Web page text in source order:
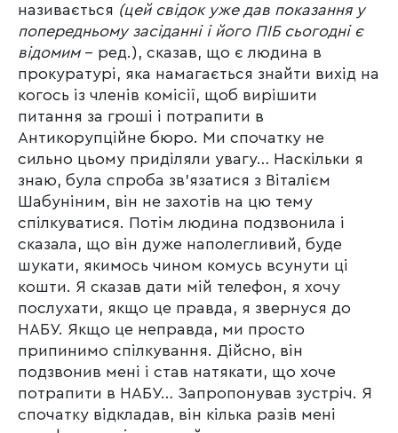
називається (цей свідок уже дав показання у
попередньому засіданні і його ПІБ сьогодні є
відомим– ред.), сказав, що є людина в
прокуратурі, яка намагається знайти вихід на
когось із членів комісії, щоб вирішити
питання за гроші і потрапити в
Антикорупційне бюро. Ми спочатку не
сильно цьому приділяли увагу… Наскільки я
знаю, була спроба зв’язатися з Віталієм
Шабуніним, він не захотів на цю тему
спілкуватися. Потім людина подзвонила і
сказала, що він дуже наполегливий, буде
шукати, якимось чином комусь всунути ці
кошти. Я сказав дати мій телефон, я хочу
послухати, якщо це правда, я звернуся до
НАБУ. Якщо це неправда, ми просто
припинимо спілкування. Дійсно, він
подзвонив мені і став натякати, що хоче
потрапити в НАБУ… Запропонував зустріч. Я
спочатку відкладав, він кілька разів мені